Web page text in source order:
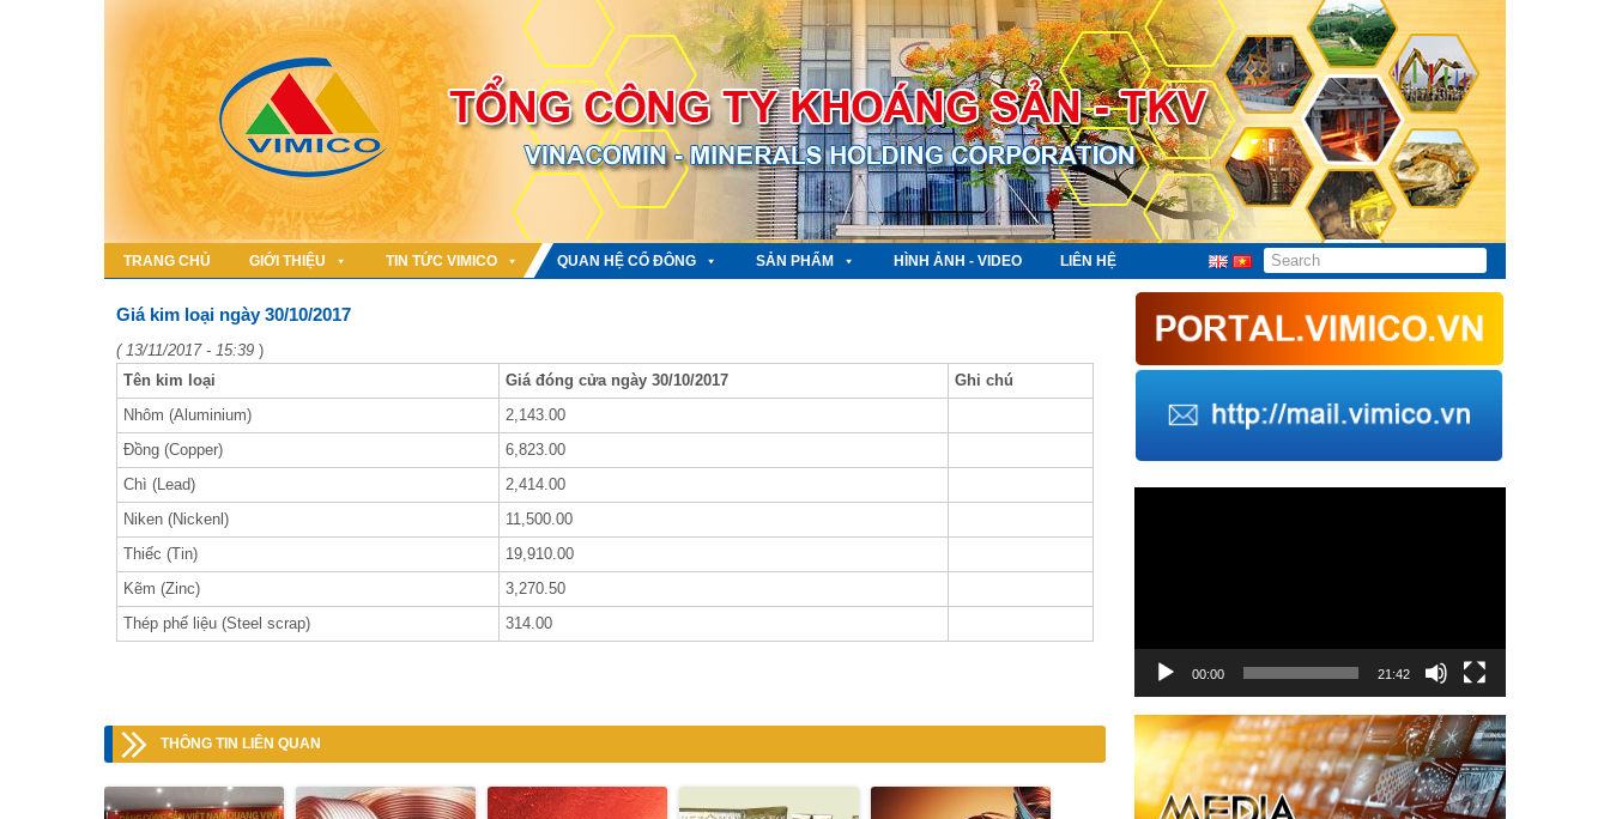
TRANG CHỦ GIỚI THIỆU TIN TỨC VIMICO QUAN HỆ CỔ ĐÔNG SẢN PHẨM HÌNH ẢNH - VIDEO LIÊN HỆ
Giá kim loại ngày 30/10/2017
( 13/11/2017 - 15:39 )
Tên kim loại
Giá đóng cửa ngày 30/10/2017
Ghi chú
Nhôm (Aluminium)
2,143.00
Đồng (Copper)
6,823.00
Chì (Lead)
2,414.00
Niken (Nickenl)
11,500.00
Thiếc (Tin)
19,910.00
Kẽm (Zinc)
3,270.50
Thép phế liệu (Steel scrap)
314.00
THÔNG TIN LIÊN QUAN
00:00 21:42